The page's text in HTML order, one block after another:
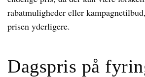
rabatmuligheder eller
prisen yderligere.
Dagspris på